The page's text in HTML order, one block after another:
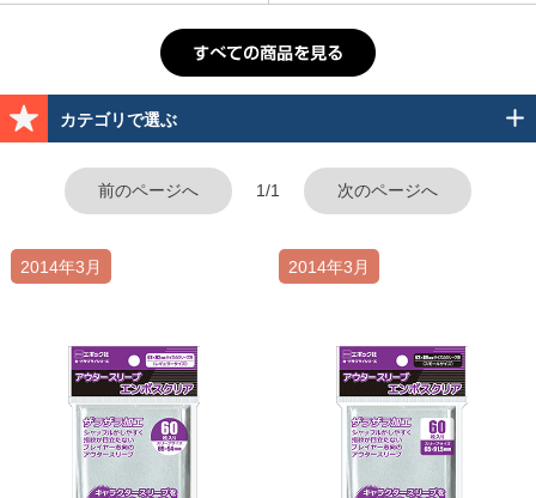
カテゴリで選ぶ
前のページへ 1/1 次のページへ
2014年3月 2014年3月